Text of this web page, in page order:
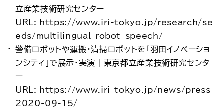
立産業技術研究センター
URL: https://www.iri-tokyo.jp/research/se
eds/multilingual-robot-speech/
警備ロボットや運搬・清掃ロボットを「羽田イノベーショ
ンシティ」で展示・実演｜東京都立産業技術研究センタ
ー
URL: https://www.iri-tokyo.jp/news/press-
2020-09-15/